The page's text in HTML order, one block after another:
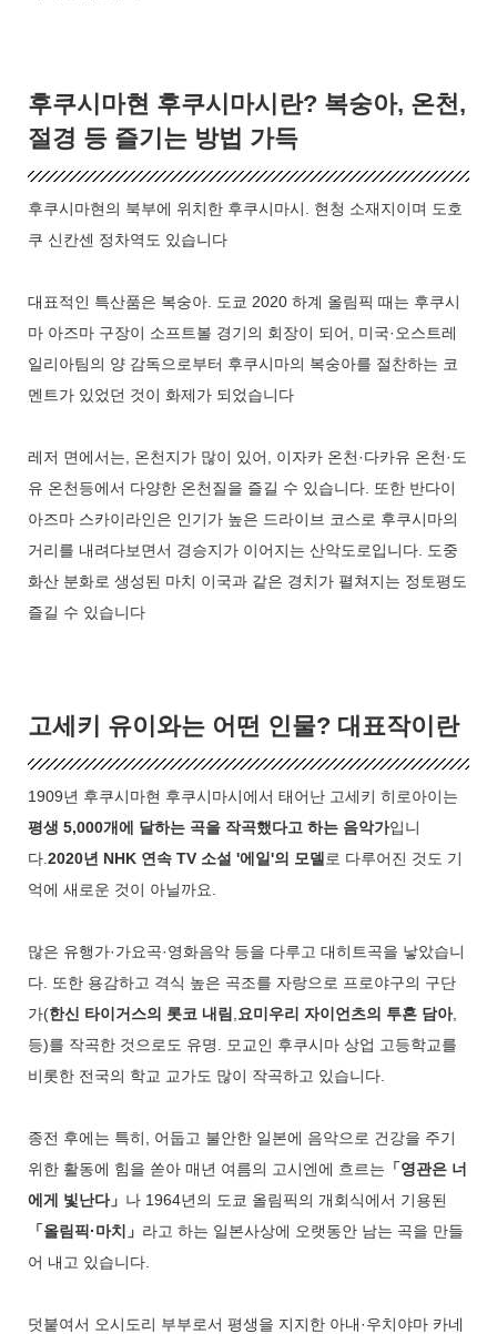
후쿠시마현 후쿠시마시란? 복숭아, 온천,
절경 등 즐기는 방법 가득
후쿠시마현의 북부에 위치한 후쿠시마시. 현청 소재지이며 도호
쿠 신칸센 정차역도 있습니다
대표적인 특산품은 복숭아. 도쿄 2020 하계 올림픽 때는 후쿠시
마 아즈마 구장이 소프트볼 경기의 회장이 되어, 미국·오스트레
일리아팀의 양 감독으로부터 후쿠시마의 복숭아를 절찬하는 코
멘트가 있었던 것이 화제가 되었습니다
레저 면에서는, 온천지가 많이 있어, 이자카 온천·다카유 온천·도
유 온천등에서 다양한 온천질을 즐길 수 있습니다. 또한 반다이
아즈마 스카이라인은 인기가 높은 드라이브 코스로 후쿠시마의
거리를 내려다보면서 경승지가 이어지는 산악도로입니다. 도중
화산 분화로 생성된 마치 이국과 같은 경치가 펼쳐지는 정토평도
즐길 수 있습니다
고세키 유이와는 어떤 인물? 대표작이란
1909년 후쿠시마현 후쿠시마시에서 태어난 고세키 히로아이는
평생 5,000개에 달하는 곡을 작곡했다고 하는 음악가입니
다. 2020년 NHK 연속 TV 소설 '에일'의 모델 로 다루어진 것도 기
억에 새로운 것이 아닐까요.
많은 유행가·가요곡·영화음악 등을 다루고 대히트곡을 낳았습니
다. 또한 용감하고 격식 높은 곡조를 자랑으로 프로야구의 구단
가(한신 타이거스의 롯코 내림 요미우리 자이언츠의 투혼 담아,
등)를 작곡한 것으로도 유명. 모교인 후쿠시마 상업 고등학교를
비롯한 전국의 학교 교가도 많이 작곡하고 있습니다.
종전 후에는 특히, 어둡고 불안한 일본에 음악으로 건강을 주기
위한 활동에 힘을 쏟아 매년 여름의 고시엔에 흐르는 「영관은 너
에게 빛난다」 나 1964년의 도쿄 올림픽의 개회식에서 기용된
「올림픽·마치」 라고 하는 일본사상에 오랫동안 남는 곡을 만들
어 내고 있습니다.
덧붙여서 오시도리 부부로서 평생을 지지한 아내·우치야마 카네